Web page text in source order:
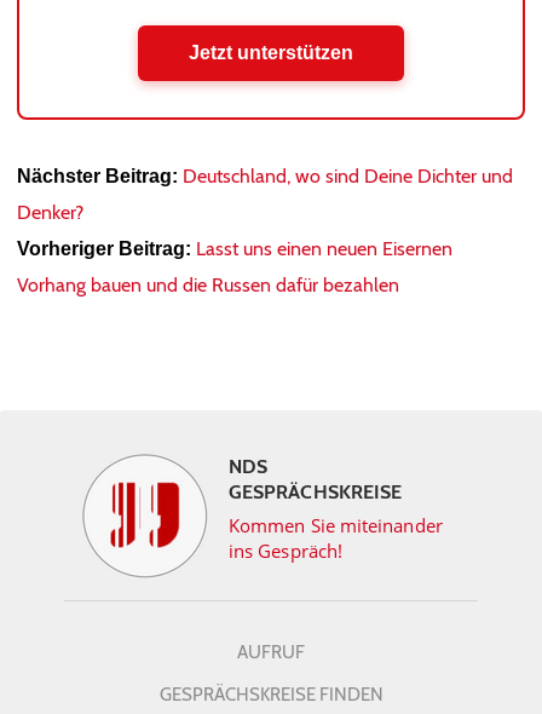
Jetzt unterstützen
Nächster Beitrag: Deutschland, wo sind Deine Dichter und
Denker?
Vorheriger Beitrag: Lasst uns einen neuen Eisernen
Vorhang bauen und die Russen dafür bezahlen
NDS
GESPRÄCHSKREISE
Kommen Sie miteinander
ins Gespräch!
AUFRUF
GESPRÄCHSKREISE FINDEN